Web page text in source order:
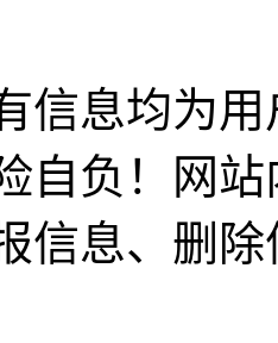
信息均为
自负！网
信息、删